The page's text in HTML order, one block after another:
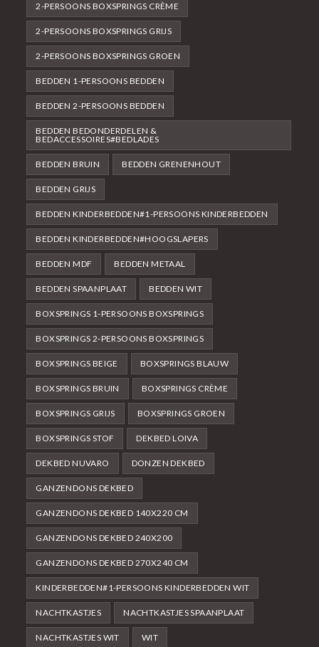
2-PERSOONS BOXSPRINGS CRÈME
2-PERSOONS BOXSPRINGS GRIJS
2-PERSOONS BOXSPRINGS GROEN
BEDDEN 1-PERSOONS BEDDEN
BEDDEN 2-PERSOONS BEDDEN
BEDDEN BEDONDERDELEN &
BEDACCESSOIRES#BEDLADES
BEDDEN BRUIN BEDDEN GRENENHOUT
BEDDEN GRIJS
BEDDEN KINDERBEDDEN#1-PERSOONS KINDERBEDDEN
BEDDEN KINDERBEDDEN#HOOGSLAPERS
BEDDEN MDF BEDDEN METAAL
BEDDEN SPAANPLAAT BEDDEN WIT
BOXSPRINGS 1-PERSOONS BOXSPRINGS
BOXSPRINGS 2-PERSOONS BOXSPRINGS
BOXSPRINGS BEIGE BOXSPRINGS BLAUW
BOXSPRINGS BRUIN BOXSPRINGS CRÈME
BOXSPRINGS GRIJS BOXSPRINGS GROEN
BOXSPRINGS STOF DEKBED LOIVA
DEKBED NUVARO DONZEN DEKBED
GANZENDONS DEKBED
GANZENDONS DEKBED 140X220 CM
GANZENDONS DEKBED 240X200
GANZENDONS DEKBED 270X240 CM
KINDERBEDDEN#1-PERSOONS KINDERBEDDEN WIT
NACHTKASTJES NACHTKASTJES SPAANPLAAT
NACHTKASTJES WIT WIT